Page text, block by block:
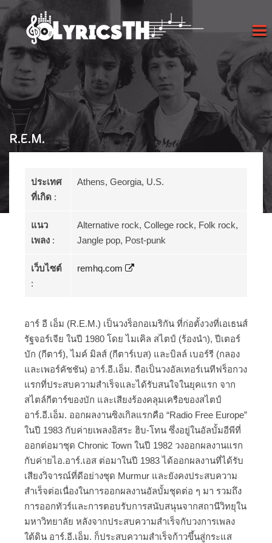
R.E.M.
ประเทศ
ที่เกิด :
Athens, Georgia, U.S.
แนว
เพลง :
Alternative rock, College rock, Folk rock,
Jangle pop, Post-punk
เว็บไซต์
:
remhq.com
อาร์ อี เอ็ม (R.E.M.) เป็นวงร็อกอเมริกัน ที่ก่อตั้งวงที่เอเธนส์
รัฐจอร์เจีย ในปี 1980 โดย ไมเคิล สไตป์ (ร้องนำ), ปีเตอร์
บัก (กีตาร์), ไมค์ มิลส์ (กีตาร์เบส) และบิลล์ เบอร์รี (กลอง
และเพอร์คัชชัน) อาร์.อี.เอ็ม. ถือเป็นวงอัลเทอร์เนทีฟร็อกวง
แรกที่ประสบความสำเร็จและได้รับสนใจในยุคแรก จาก
สไตล์กีตาร์ของบัก และเสียงร้องคลุมเครือของสไตป์
อาร์.อี.เอ็ม. ออกผลงานซิงเกิลแรกคือ “Radio Free Europe”
ในปี 1983 กับค่ายเพลงอิสระ ฮิบ-โทน ซึ่งอยู่ในอัลบั้มอีพีที่
ออกต่อมาชุด Chronic Town ในปี 1982 วงออกผลงานแรก
กับค่ายไอ.อาร์.เอส ต่อมาในปี 1983 ได้ออกผลงานที่ได้รับ
เสียงวิจารณ์ที่ดีอย่างชุด Murmur และยังคงประสบความ
สำเร็จต่อเนื่องในการออกผลงานอัลบั้มชุดต่อ ๆ มา รวมถึง
การออกทัวร์และการตอบรับการสนับสนุนจากสถานีวิทยุใน
มหาวิทยาลัย หลังจากประสบความสำเร็จกับวงการเพลง
ใต้ดิน อาร์.อี.เอ็ม. ก็ประสบความสำเร็จก้าวขึ้นสู่กระแส